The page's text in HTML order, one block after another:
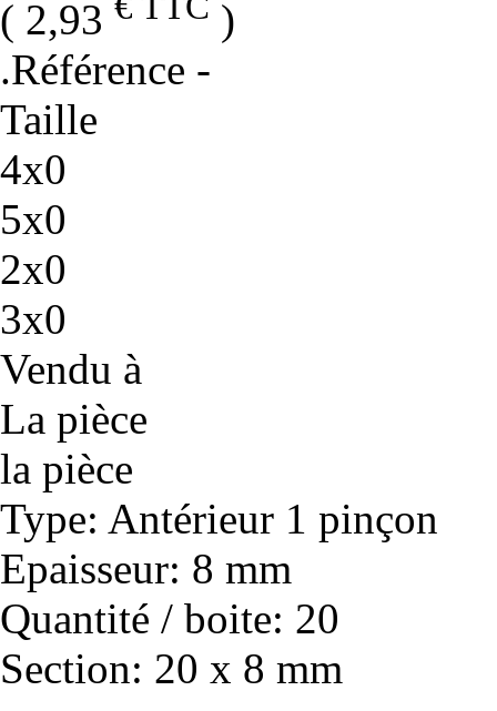
( 2,93
)
.Référence -
Taille
4x0
5x0
2x0
3x0
Vendu à
La pièce
la pièce
Type: Antérieur 1 pinçon
Epaisseur: 8 mm
Quantité / boite: 20
Section: 20 x 8 mm